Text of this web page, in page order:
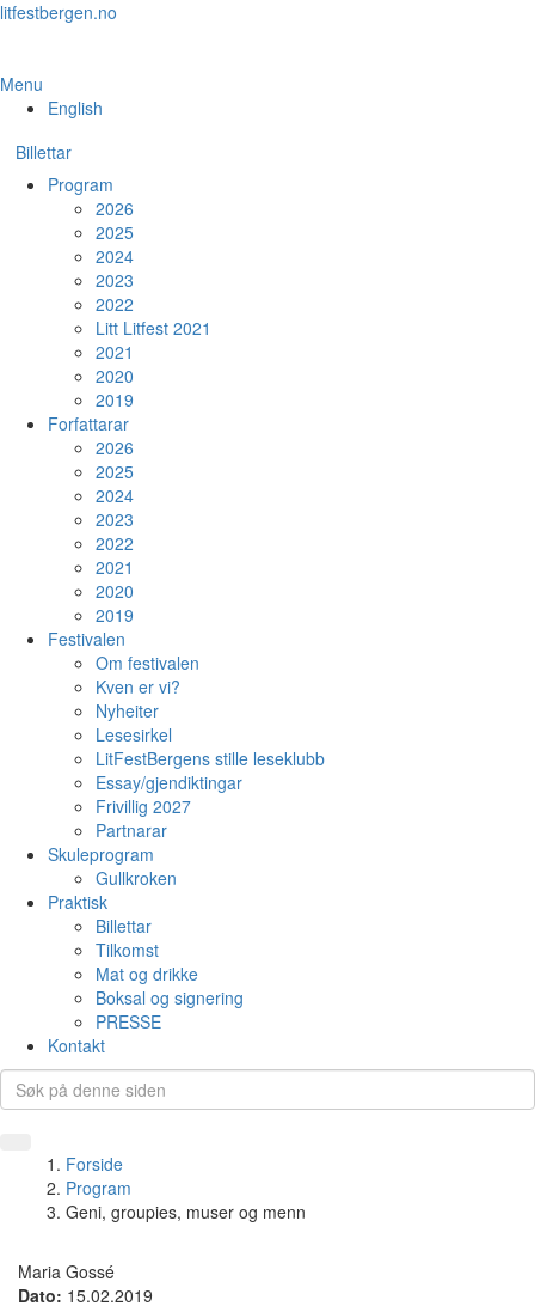
Skip
content
litfestbergen.no
Menu
English
Billettar
Program
2026
2025
2024
2023
2022
Litt Litfest 2021
2021
2020
2019
Forfattarar
2026
2025
2024
2023
2022
2021
2020
2019
Festivalen
Om festivalen
Kven er vi?
Nyheiter
Lesesirkel
LitFestBergens stille leseklubb
Essay/gjendiktingar
Frivillig 2027
Partnarar
Skuleprogram
Gullkroken
Praktisk
Billettar
Tilkomst
Mat og drikke
Boksal og signering
PRESSE
Kontakt
Forside
Program
Geni, groupies, muser og menn
Maria Gossé
Dato: 15.02.2019